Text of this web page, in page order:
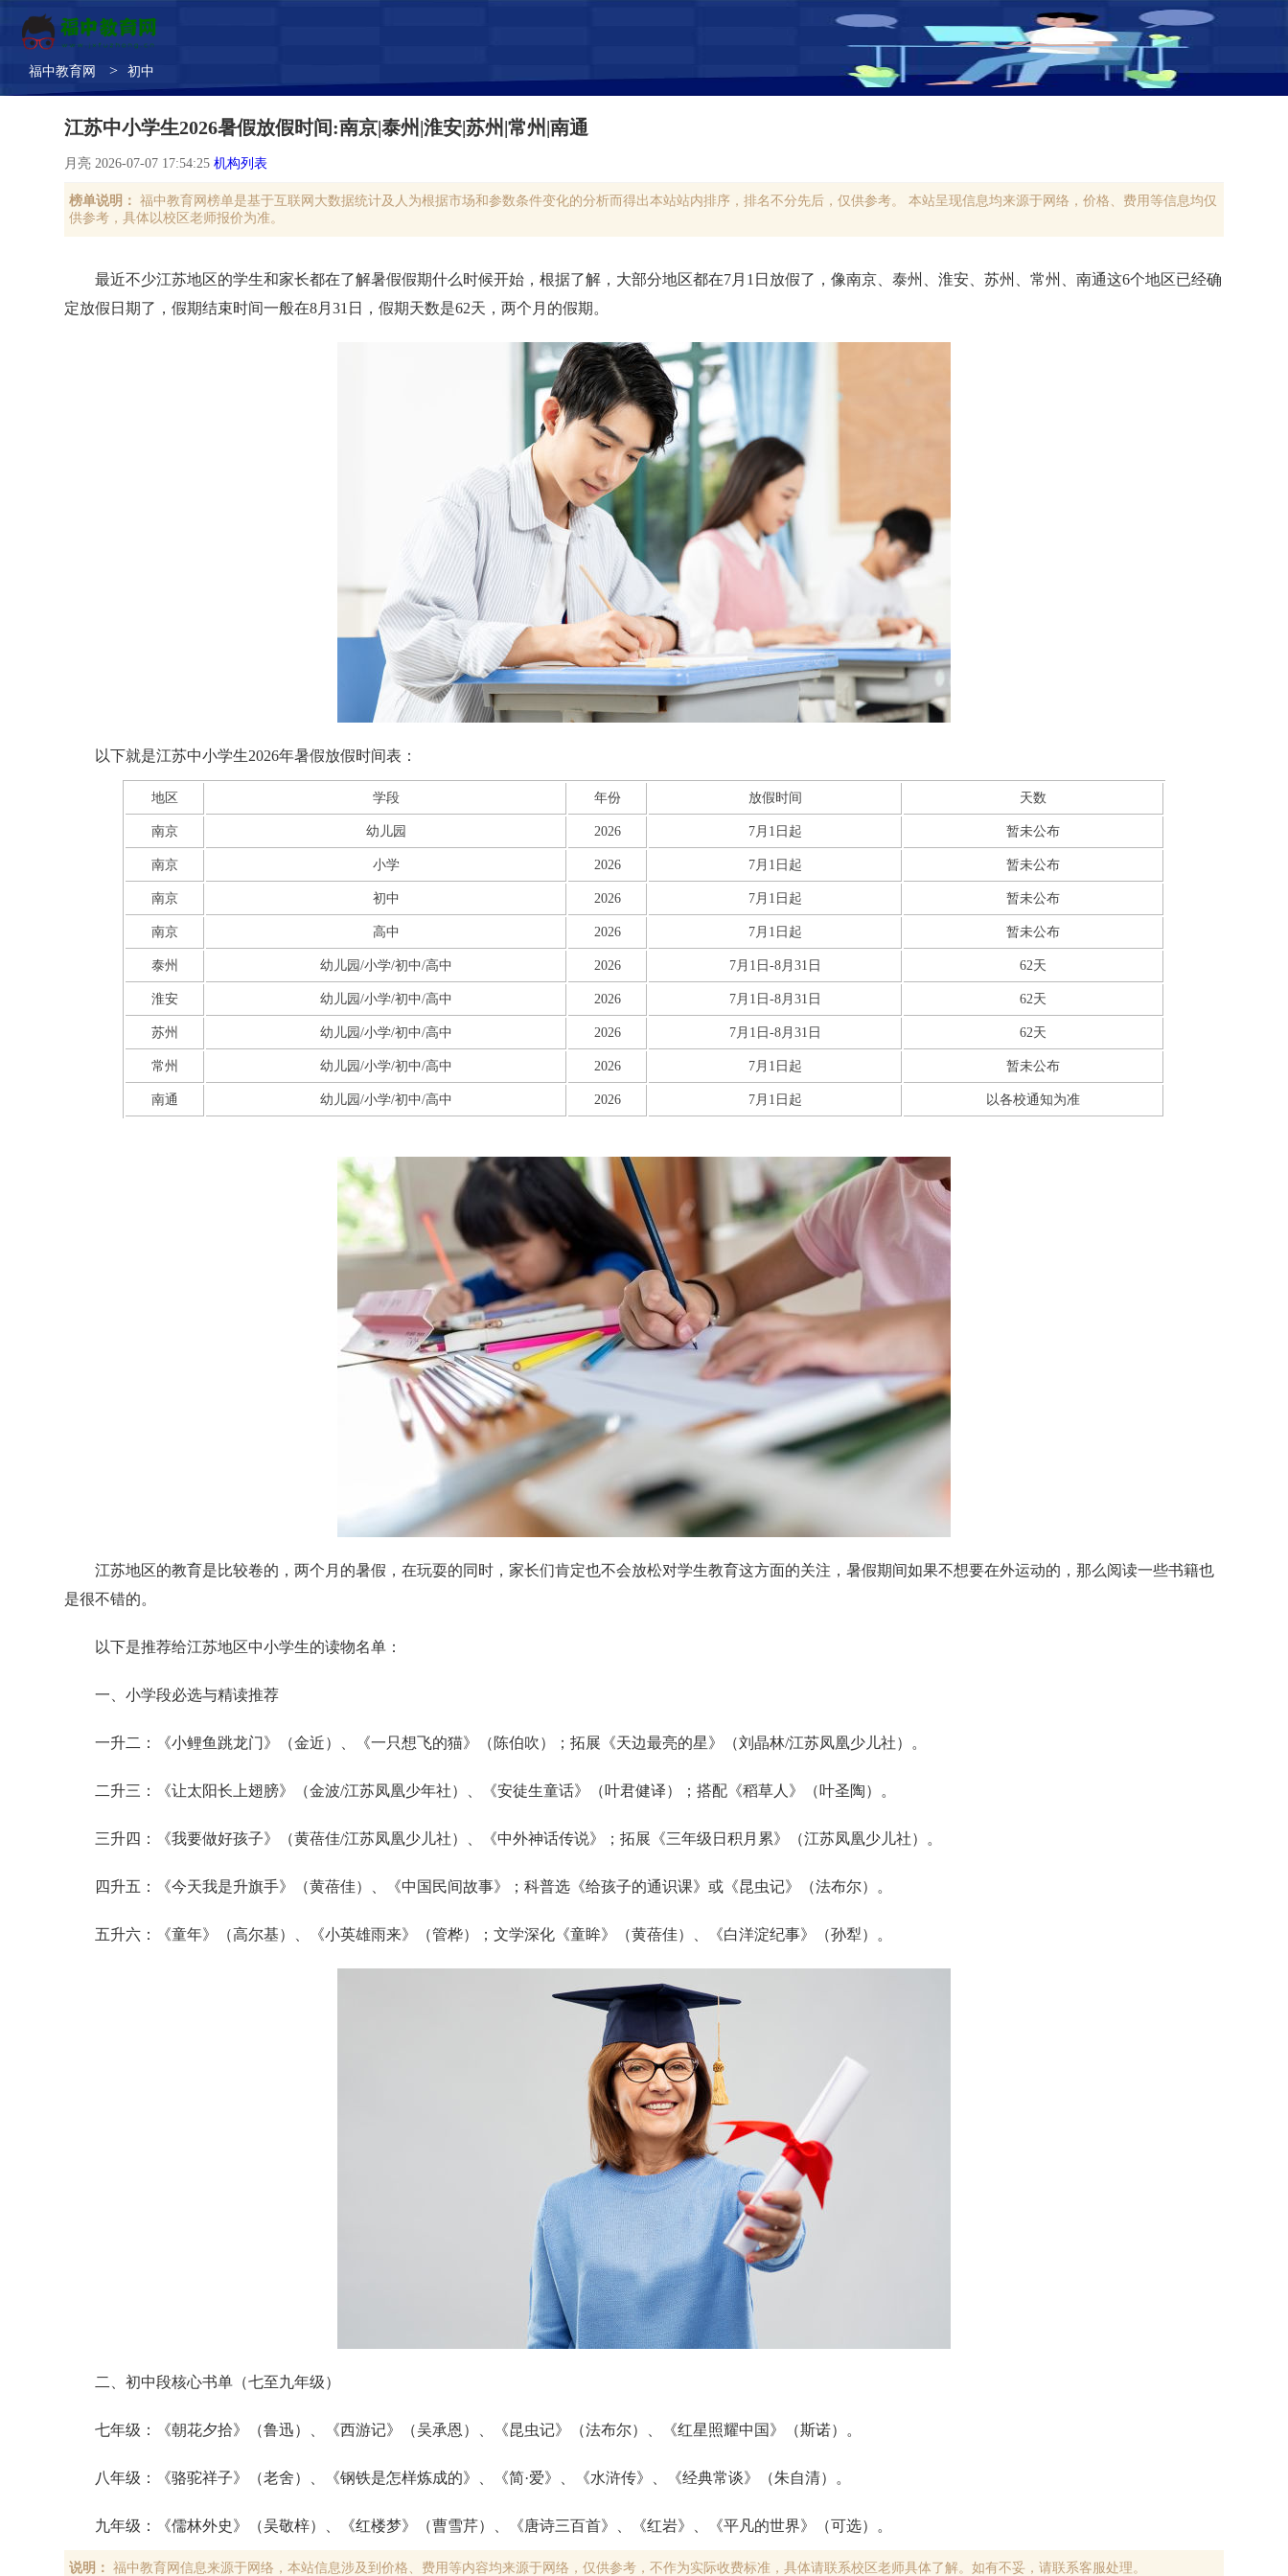
福中教育网 > 初中
江苏中小学生2026暑假放假时间:南京|泰州|淮安|苏州|常州|南通
月亮 2026-07-07 17:54:25机构列表
榜单说明：
福中教育网榜单是基于互联网大数据统计及人为根据市场和参数条件变化的分析而得出本站站内排序，排名不分先后，仅供参考。 本站呈现信息均来源于网络，价格、费用等信息均仅
供参考，具体以校区老师报价为准。
最近不少江苏地区的学生和家长都在了解暑假假期什么时候开始，根据了解，大部分地区都在7月1日放假了，像南京、泰州、淮安、苏州、常州、南通这6个地区已经确
定放假日期了，假期结束时间一般在8月31日，假期天数是62天，两个月的假期。
以下就是江苏中小学生2026年暑假放假时间表：
地区 学段 年份 放假时间 天数
南京 幼儿园 2026 7月1日起 暂未公布
南京 小学 2026 7月1日起 暂未公布
南京 初中 2026 7月1日起 暂未公布
南京 高中 2026 7月1日起 暂未公布
泰州 幼儿园/小学/初中/高中 2026 7月1日-8月31日 62天
淮安 幼儿园/小学/初中/高中 2026 7月1日-8月31日 62天
苏州 幼儿园/小学/初中/高中 2026 7月1日-8月31日 62天
常州 幼儿园/小学/初中/高中 2026 7月1日起 暂未公布
南通 幼儿园/小学/初中/高中 2026 7月1日起 以各校通知为准
江苏地区的教育是比较卷的，两个月的暑假，在玩耍的同时，家长们肯定也不会放松对学生教育这方面的关注，暑假期间如果不想要在外运动的，那么阅读一些书籍也
是很不错的。
以下是推荐给江苏地区中小学生的读物名单：
一、小学段必选与精读推荐
‌一升二‌：《小鲤鱼跳龙门》（金近）、《一只想飞的猫》（陈伯吹）；拓展《天边最亮的星》（刘晶林/江苏凤凰少儿社）。
‌二升三‌：《让太阳长上翅膀》（金波/江苏凤凰少年社）、《安徒生童话》（叶君健译）；搭配《稻草人》（叶圣陶）。
‌三升四‌：《我要做好孩子》（黄蓓佳/江苏凤凰少儿社）、《中外神话传说》；拓展《三年级日积月累》（江苏凤凰少儿社）。
‌四升五‌：《今天我是升旗手》（黄蓓佳）、《中国民间故事》；科普选《给孩子的通识课》或《昆虫记》（法布尔）。
‌五升六‌：《童年》（高尔基）、《小英雄雨来》（管桦）；文学深化《童眸》（黄蓓佳）、《白洋淀纪事》（孙犁）。‌
二、初中段核心书单（七至九年级）
‌七年级‌：《朝花夕拾》（鲁迅）、《西游记》（吴承恩）、《昆虫记》（法布尔）、《红星照耀中国》（斯诺）。
‌八年级‌：《骆驼祥子》（老舍）、《钢铁是怎样炼成的》、《简·爱》、《水浒传》、《经典常谈》（朱自清）。
‌九年级‌：《儒林外史》（吴敬梓）、《红楼梦》（曹雪芹）、《唐诗三百首》、《红岩》、《平凡的世界》（可选）。‌‌
说明： 福中教育网信息来源于网络，本站信息涉及到价格、费用等内容均来源于网络，仅供参考，不作为实际收费标准，具体请联系校区老师具体了解。如有不妥，请联系客服处理。